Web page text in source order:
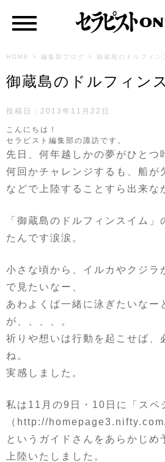
HOME > 編集部ブログ > 御蔵島のドルフィン
御蔵島のドルフィン
投稿日：2013年11月22日
こんにちは！
セラピスト編集部の諏訪です。
先日、何年越しかの夢がひとつ
何回かチャレンジするも、船が
などで上陸することすら出来な
「御蔵島のドルフィンスイム」
たんです涙涙。
小さな頃から、イルカやクジラ
で見たいなー、
あわよくば一緒に泳ぎたいなー
が、、、、。
祈りや想いは行動を起こせば、
ね。
実感しました。
私は11月の9日・10日に「スペ
（http://
というガイドさんをあらかじめ
上陸いたしました。